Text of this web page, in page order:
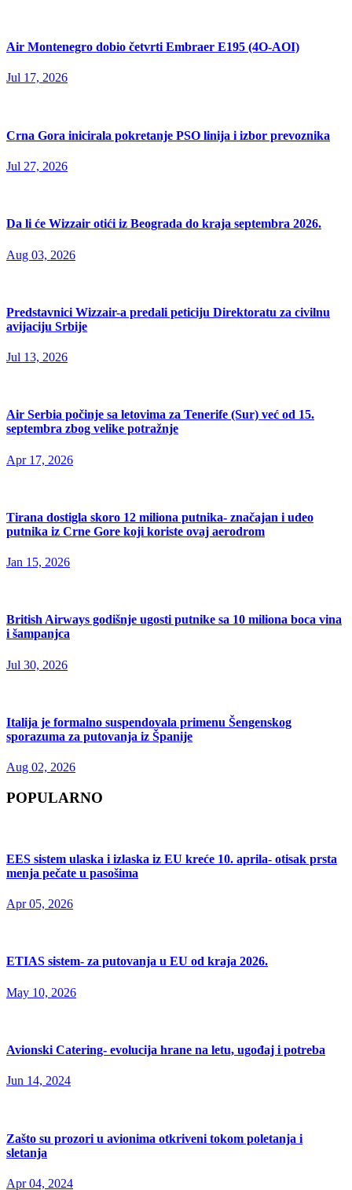
Air Montenegro dobio četvrti Embraer E195 (4O-AOI)
Jul 17, 2026
Crna Gora inicirala pokretanje PSO linija i izbor prevoznika
Jul 27, 2026
Da li će Wizzair otići iz Beograda do kraja septembra 2026.
Aug 03, 2026
Predstavnici Wizzair-a predali peticiju Direktoratu za civilnu
avijaciju Srbije
Jul 13, 2026
Air Serbia počinje sa letovima za Tenerife (Sur) već od 15.
septembra zbog velike potražnje
Apr 17, 2026
Tirana dostigla skoro 12 miliona putnika- značajan i udeo
putnika iz Crne Gore koji koriste ovaj aerodrom
Jan 15, 2026
British Airways godišnje ugosti putnike sa 10 miliona boca vina
i šampanjca
Jul 30, 2026
Italija je formalno suspendovala primenu Šengenskog
sporazuma za putovanja iz Španije
Aug 02, 2026
POPULARNO
EES sistem ulaska i izlaska iz EU kreće 10. aprila- otisak prsta
menja pečate u pasošima
Apr 05, 2026
ETIAS sistem- za putovanja u EU od kraja 2026.
May 10, 2026
Avionski Catering- evolucija hrane na letu, ugođaj i potreba
Jun 14, 2024
Zašto su prozori u avionima otkriveni tokom poletanja i
sletanja
Apr 04, 2024